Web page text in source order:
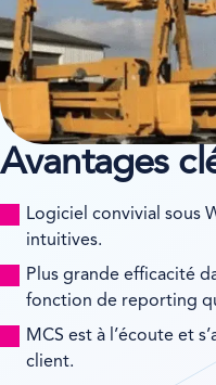
Avantages
Logiciel convivial sous
intuitives.
Plus grande efficacité
fonction de reporting
MCS est à l’écoute et
client.